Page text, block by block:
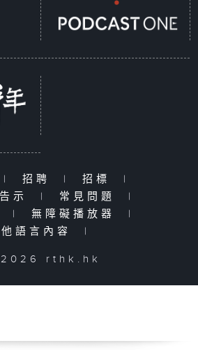
| 招聘 | 招標
|
示
| 常見問題
|
| 無障礙播放器
|
語言內容
|
rthk.hk